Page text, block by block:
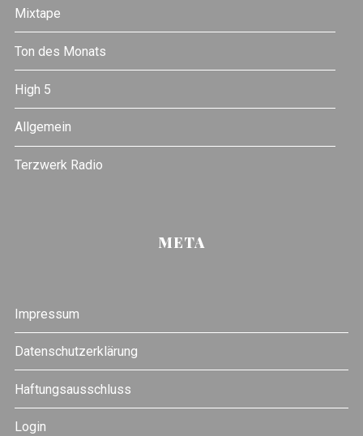
Mixtape
Ton des Monats
High 5
Allgemein
Terzwerk Radio
META
Impressum
Datenschutzerklärung
Haftungsausschluss
Login